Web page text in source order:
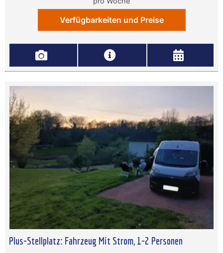
Verfügbarkeiten und Preise
Plus-Stellplatz: Fahrzeug Mit Strom, 1-2 Personen